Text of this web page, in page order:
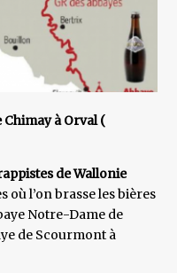
à Orval (
de Wallonie
où l’on brasse les bières
Notre-Dame de
de Scourmont à